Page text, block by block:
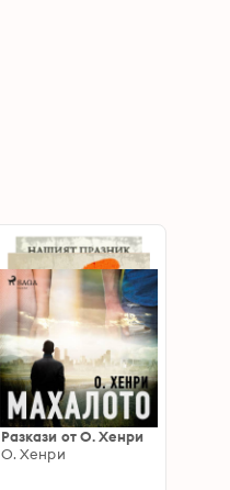
Разкази от О. Хенри
О. Хенри